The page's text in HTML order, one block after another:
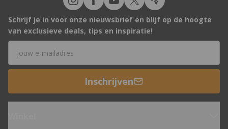
Schrijf je in voor onze nieuwsbrief en blijf op de hoogte
van exclusieve deals, tips en inspiratie!
E-mailadres
Inschrijven